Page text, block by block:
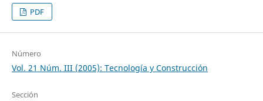
PDF
Número
Vol. 21 Núm. III (2005): Tecnología y Construcción
Sección